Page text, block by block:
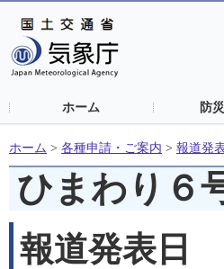
ホーム 防
ホーム > 各種申請・ご案内 > 報道発
ひまわり６
報道発表日